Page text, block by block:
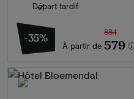
Départ tardif
-35%
À partir de
884
579